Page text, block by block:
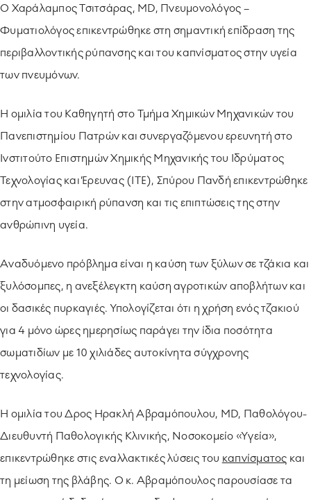
Ο Χαράλαμπος Τσιτσάρας, ΜD, Πνευμονολόγος –
Φυματιολόγος επικεντρώθηκε στη σημαντική επίδραση της
περιβαλλοντικής ρύπανσης και του καπνίσματος στην υγεία
των πνευμόνων.
Η ομιλία του Καθηγητή στο Τμήμα Χημικών Μηχανικών του
Πανεπιστημίου Πατρών και συνεργαζόμενου ερευνητή στο
Ινστιτούτο Επιστημών Χημικής Μηχανικής του Ιδρύματος
Τεχνολογίας και Έρευνας (ΙΤΕ), Σπύρου Πανδή επικεντρώθηκε
στην ατμοσφαιρική ρύπανση και τις επιπτώσεις της στην
ανθρώπινη υγεία.
Αναδυόμενο πρόβλημα είναι η καύση των ξύλων σε τζάκια και
ξυλόσομπες, η ανεξέλεγκτη καύση αγροτικών αποβλήτων και
οι δασικές πυρκαγιές. Υπολογίζεται ότι η χρήση ενός τζακιού
για 4 μόνο ώρες ημερησίως παράγει την ίδια ποσότητα
σωματιδίων με 10 χιλιάδες αυτοκίνητα σύγχρονης
τεχνολογίας.
Η ομιλία του Δρος Ηρακλή Αβραμόπουλου, ΜD, Παθολόγου-
Διευθυντή Παθολογικής Κλινικής, Νοσοκομείο «Υγεία»,
επικεντρώθηκε στις εναλλακτικές λύσεις του καπνίσματος και
τη μείωση της βλάβης. Ο κ. Αβραμόπουλος παρουσίασε τα